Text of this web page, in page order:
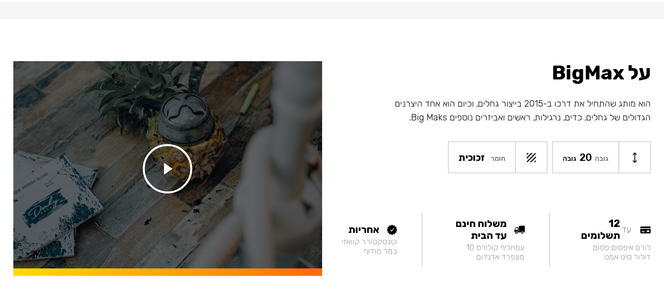
על BigMax
הוא מותג שהתחיל את דרכו ב-2015 בייצור גחלים, וכיום הוא אחד היצרנים
הגדולים של גחלים, כדים, נרגילות, ראשים ואביזרים נוספים Big Maks.
גובה 20 גובה חומר זכוכית
עד12
תשלומים
לורם איפסום פסום
דולור סיט אמט
משלוח חינם
עד הבית
עמחליף קולורס 10
מונפרד אדנדום
אחריות
קונסקטורר קוואזי
במר מודוף